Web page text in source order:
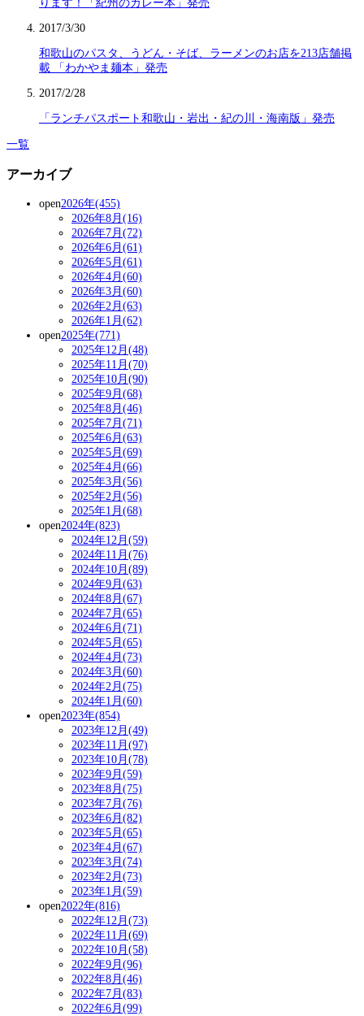
ります！「紀州のカレー本」発売
2017/3/30
和歌山のパスタ、うどん・そば、ラーメンのお店を213店舗掲
載 「わかやま麺本」発売
2017/2/28
「ランチパスポート和歌山・岩出・紀の川・海南版」発売
一覧
アーカイブ
open2026年(455)
2026年8月(16)
2026年7月(72)
2026年6月(61)
2026年5月(61)
2026年4月(60)
2026年3月(60)
2026年2月(63)
2026年1月(62)
open2025年(771)
2025年12月(48)
2025年11月(70)
2025年10月(90)
2025年9月(68)
2025年8月(46)
2025年7月(71)
2025年6月(63)
2025年5月(69)
2025年4月(66)
2025年3月(56)
2025年2月(56)
2025年1月(68)
open2024年(823)
2024年12月(59)
2024年11月(76)
2024年10月(89)
2024年9月(63)
2024年8月(67)
2024年7月(65)
2024年6月(71)
2024年5月(65)
2024年4月(73)
2024年3月(60)
2024年2月(75)
2024年1月(60)
open2023年(854)
2023年12月(49)
2023年11月(97)
2023年10月(78)
2023年9月(59)
2023年8月(75)
2023年7月(76)
2023年6月(82)
2023年5月(65)
2023年4月(67)
2023年3月(74)
2023年2月(73)
2023年1月(59)
open2022年(816)
2022年12月(73)
2022年11月(69)
2022年10月(58)
2022年9月(96)
2022年8月(46)
2022年7月(83)
2022年6月(99)